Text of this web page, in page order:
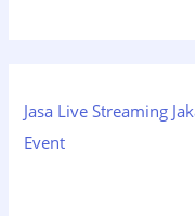
Jasa Live Streaming
Event